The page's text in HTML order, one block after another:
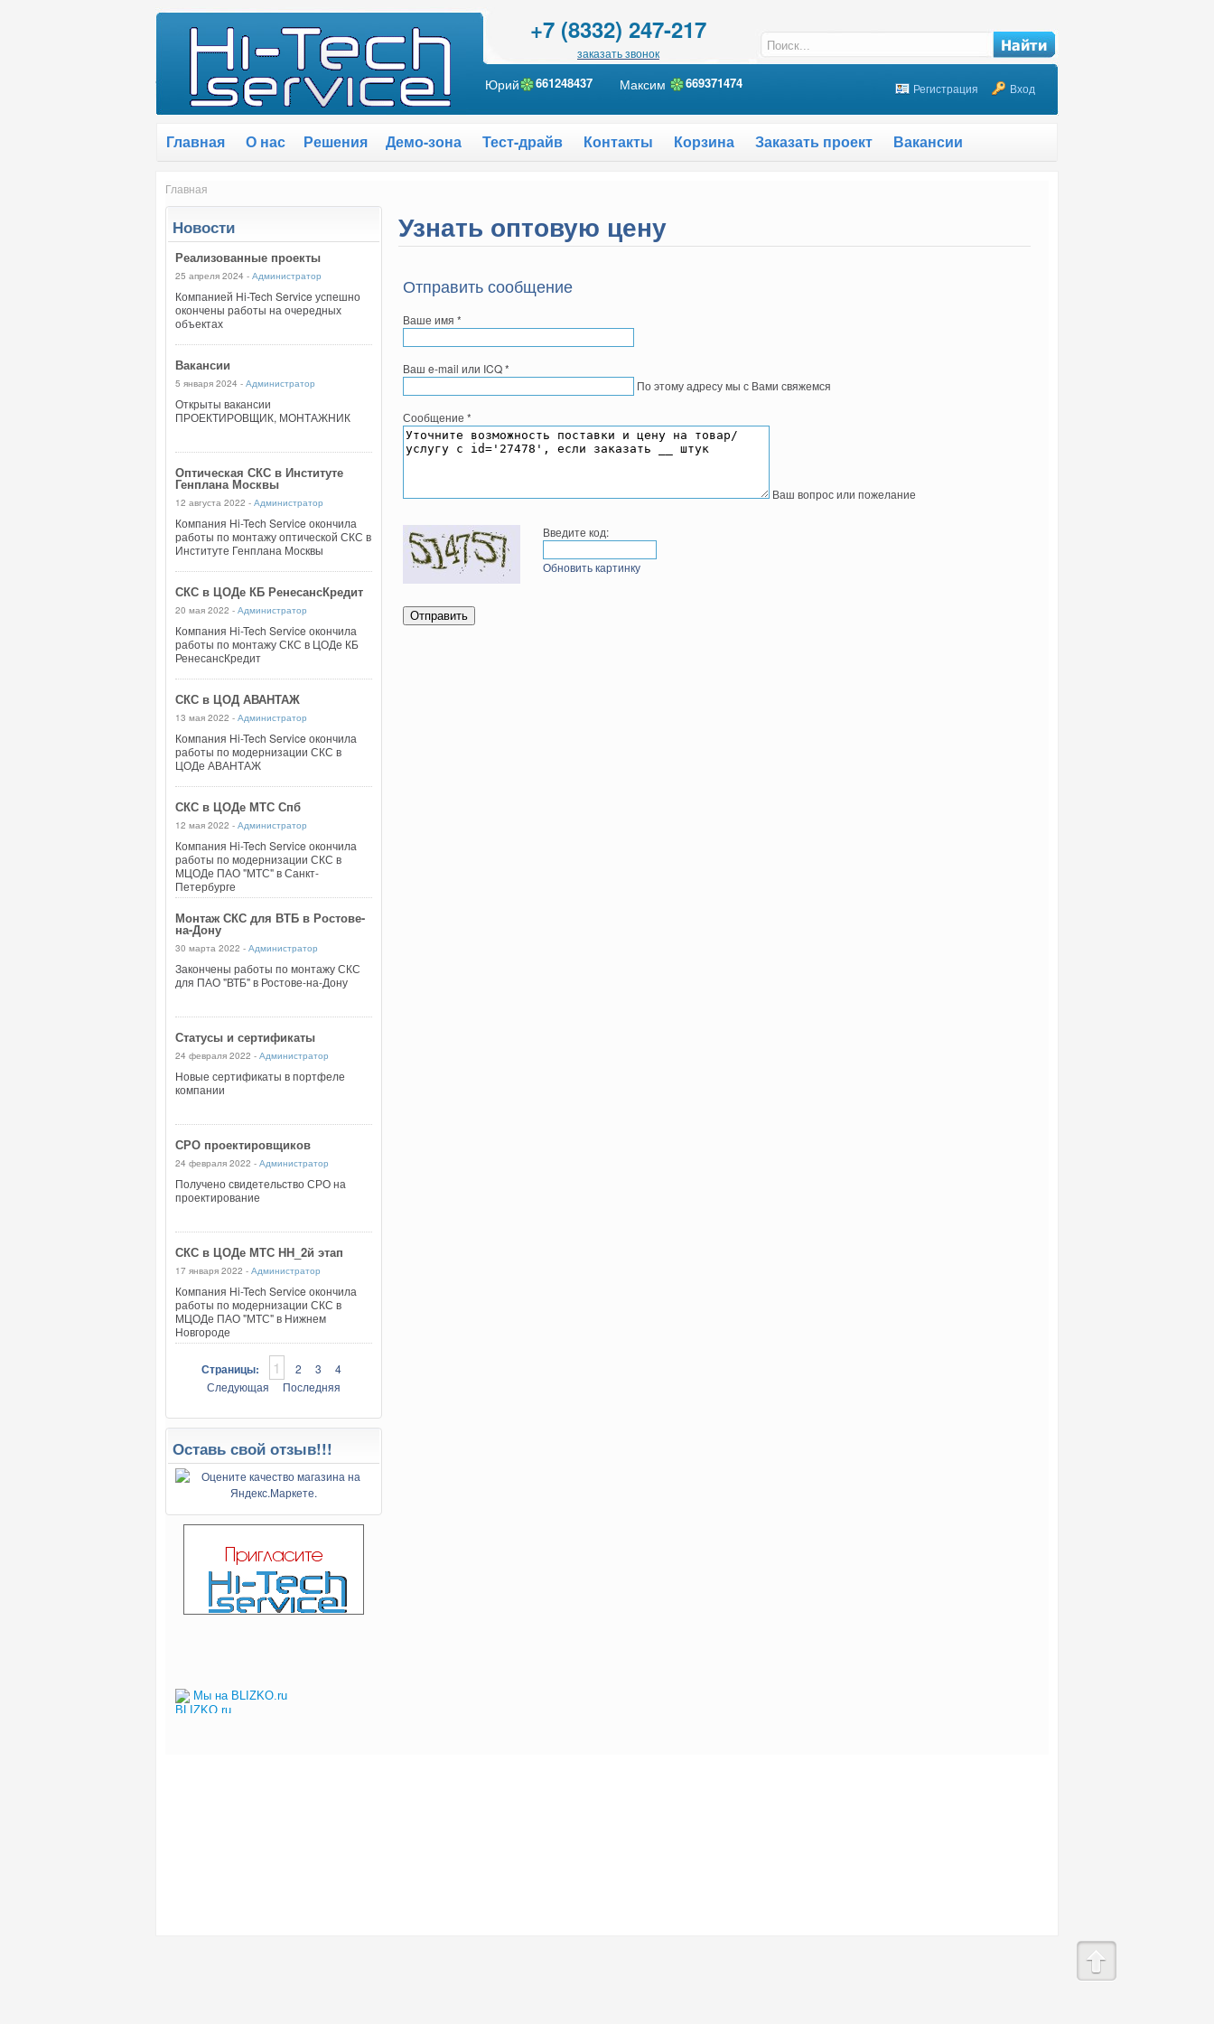
+7 (8332) 247-217
заказать звонок
Юрий 661248437 Максим 669371474 Регистрация Вход
Главная О нас Решения Демо-зона Тест-драйв Контакты Корзина Заказать проект Вакансии
Главная
Новости
Реализованные проекты
25 апреля 2024 - Администратор
Компанией Hi-Tech Service успешно
окончены работы на очередных
объектах
Вакансии
5 января 2024 - Администратор
Открыты вакансии
ПРОЕКТИРОВЩИК, МОНТАЖНИК
Оптическая СКС в Институте
Генплана Москвы
12 августа 2022 - Администратор
Компания Hi-Tech Service окончила
работы по монтажу оптической СКС в
Институте Генплана Москвы
СКС в ЦОДе КБ РенесансКредит
20 мая 2022 - Администратор
Компания Hi-Tech Service окончила
работы по монтажу СКС в ЦОДе КБ
РенесансКредит
СКС в ЦОД АВАНТАЖ
13 мая 2022 - Администратор
Компания Hi-Tech Service окончила
работы по модернизации СКС в
ЦОДе АВАНТАЖ
СКС в ЦОДе МТС Спб
12 мая 2022 - Администратор
Компания Hi-Tech Service окончила
работы по модернизации СКС в
МЦОДе ПАО "МТС" в Санкт-
Петербурге
Монтаж СКС для ВТБ в Ростове-
на-Дону
30 марта 2022 - Администратор
Закончены работы по монтажу СКС
для ПАО "ВТБ" в Ростове-на-Дону
Статусы и сертификаты
24 февраля 2022 - Администратор
Новые сертификаты в портфеле
компании
СРО проектировщиков
24 февраля 2022 - Администратор
Получено свидетельство СРО на
проектирование
СКС в ЦОДе МТС НН_2й этап
17 января 2022 - Администратор
Компания Hi-Tech Service окончила
работы по модернизации СКС в
МЦОДе ПАО "МТС" в Нижнем
Новгороде
Страницы: 1 2 3
4
Следующая
Последняя
Оставь свой отзыв!!!
Мы на BLIZKO.ru
Узнать оптовую цену
Отправить сообщение
Ваше имя *
Ваш e-mail или ICQ*
По этому адресу мы с Вами свяжемся
Сообщение *
Ваш вопрос или пожелание
Введите код:
Обновить картинку